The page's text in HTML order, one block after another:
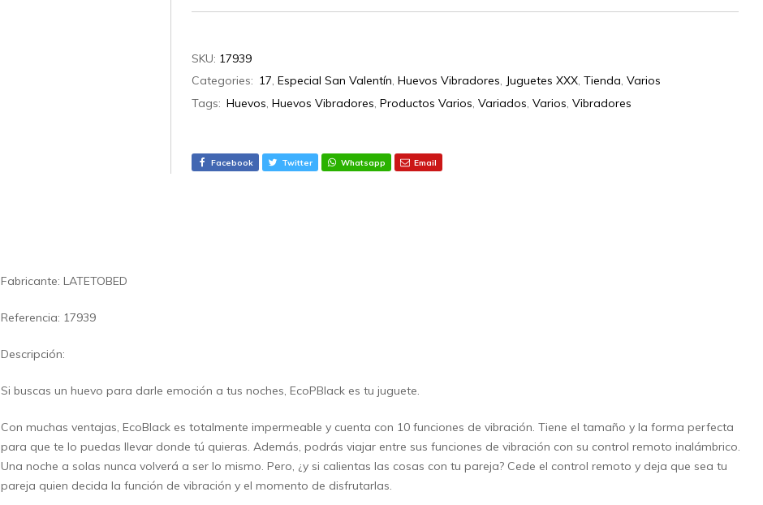
SKU: 17939
Categories: 17,Especial San Valentín,Huevos Vibradores, Juguetes XXX,Tienda,Varios
Tags: Huevos,Huevos Vibradores,Productos Varios,Variados,Varios,Vibradores
Facebook Twitter Whatsapp Email
Fabricante: LATETOBED
Referencia: 17939
Descripción:
Si buscas un huevo para darle emoción a tus noches, EcoPBlack es tu juguete.
Con muchas ventajas, EcoBlack es totalmente impermeable y cuenta con 10 funciones de vibración. Tiene el tamaño y la forma perfecta
para que te lo puedas llevar donde tú quieras. Además, podrás viajar entre sus funciones de vibración con su control remoto inalámbrico.
Una noche a solas nunca volverá a ser lo mismo. Pero, ¿y si calientas las cosas con tu pareja? Cede el control remoto y deja que sea tu
pareja quien decida la función de vibración y el momento de disfrutarlas.